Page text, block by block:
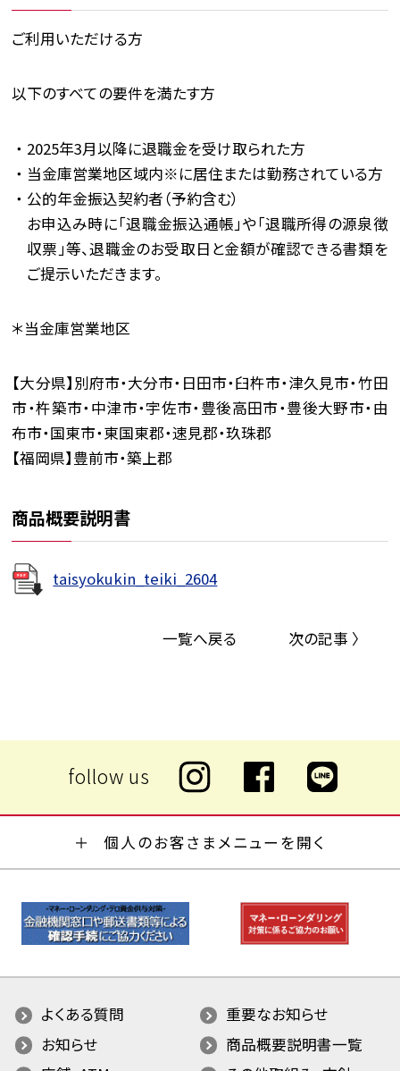
ご利用いただける方
以下のすべての要件を満たす方
2025年3月以降に退職金を受け取られた方
当金庫営業地区域内※に居住または勤務されている方
公的年金振込契約者（予約含む）
お申込み時に「退職金振込通帳」や「退職所得の源泉徴
収票」等、退職金のお受取日と金額が確認できる書類を
ご提示いただきます。
＊当金庫営業地区
【大分県】別府市・大分市・日田市・臼杵市・津久見市・竹田
市・杵築市・中津市・宇佐市・豊後高田市・豊後大野市・由
布市・国東市・東国東郡・速見郡・玖珠郡
【福岡県】豊前市・築上郡
商品概要説明書
taisyokukin_teiki_2604
一覧へ戻る 次の記事 〉
個人のお客さまメニューを開く
よくある質問
重要なお知らせ
お知らせ
商品概要説明書一覧